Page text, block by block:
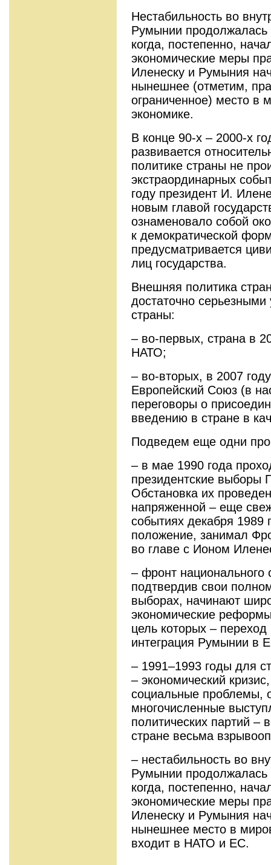
Нестабильность во
Румынии продолжалась
когда, постепенно,
экономические меры
Иленеску и Румыния
нынешнее (отметим,
ограниченное) место в
экономике.
В конце 90-х – 2000-х
развивается
политике страны не
экстраординарных
году президент И.
новым главой
ознаменовало собой
к демократической
предусматривается
лиц государства.
Внешняя политика
достаточно
страны:
– во-первых, страна в
НАТО;
– во-вторых, в 2007
Европейский Союз (в
переговоры о
введению в стране в
Подведем еще одни
– в мае 1990 года
президентские выборы
Обстановка их
напряженной – еще
событиях декабря
положение, занимал
во главе с Ионом
– фронт национального
подтвердив свои
выборах, начинают
экономические
цель которых –
интеграция Румынии в
– 1991–1993 годы для
– экономический
социальные проблемы,
многочисленные
политических партий –
стране весьма
– нестабильность во
Румынии продолжалась
когда, постепенно,
экономические меры
Иленеску и Румыния
нынешнее место в
входит в НАТО и ЕС.